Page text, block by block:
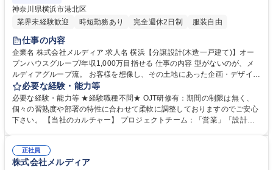
神奈川県横浜市港北区
業界未経験歓迎
時短勤務あり 完全週休2日制 服装自由
仕事の内容
企業名 株式会社メルディア 求人名 横浜【分譲設計(木造一戸建て)】オー
プンハウスグループ/年収1,000万目指せる 仕事の内容 型がないのが、メ
ルディアグループ流。 お客様を想像し、その土地にあった企画・デザイン
を設計・営業・現場監督のチームで考え形にする仕事です。 ■周辺環境や
法令確認（近接環境、建築基準法、都市計画法など） ■住宅のコンセプト
設定～プランニング ■デザイン設定（内観・外観・外構） ■申請業務（建
築確認など） ★型がなく、お客様を想像し、その土地にあった企画・デザ
指せる
必要な経験・能力等
必要な経験・能力等 ★経験職種不問★ OJT研修有：期間の制限は無く、
個々の習熟度や部署の特性に合わせて柔軟に調整しておりますのでご安心
下さい。 【当社のカルチャー】 プロジェクトチーム：「営業」「設計」
ぞれの目線から意見をぶつけ合うことで、それぞれの業種の経験だけでは
身につかない、幅広い知識とスキルを身につけることができます。 学歴・
正社員
株式会社メルディア